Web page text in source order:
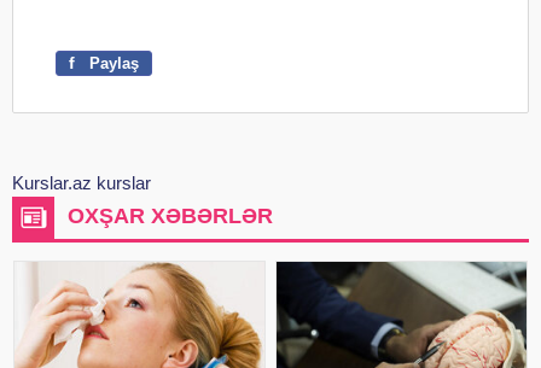
f Paylaş
Kurslar.az kurslar
OXŞAR XƏBƏRLƏR